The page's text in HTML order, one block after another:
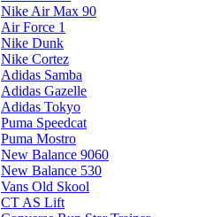
Nike Air Max 90
Air Force 1
Nike Dunk
Nike Cortez
Adidas Samba
Adidas Gazelle
Adidas Tokyo
Puma Speedcat
Puma Mostro
New Balance 9060
New Balance 530
Vans Old Skool
CT AS Lift